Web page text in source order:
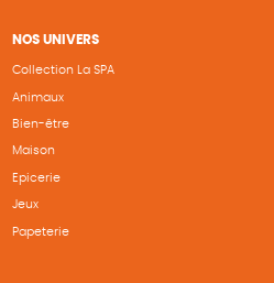
NOS UNIVERS
Collection La SPA
Animaux
Bien-être
Maison
Epicerie
Jeux
Papeterie